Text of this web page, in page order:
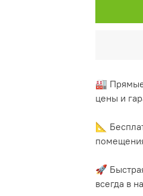
🏭 Прямые
цены и
📐
🚀
всегда в